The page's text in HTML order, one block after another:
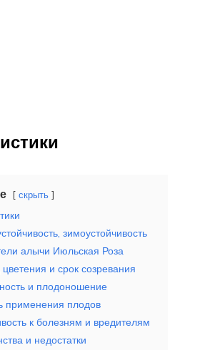
скрыть
зимоустойчивость
алычи Июльская Роза
и срок созревания
и плодоношение
применения плодов
к болезням и вредителям
и недостатки